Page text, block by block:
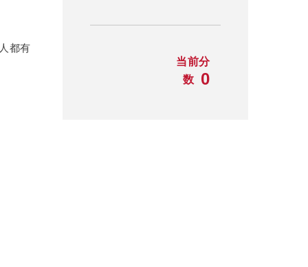
都有
当前分
数
0